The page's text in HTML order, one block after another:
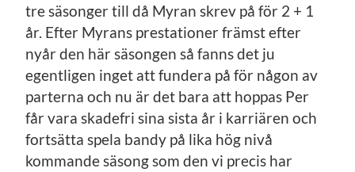
tre säsonger till då Myran skrev på för 2 + 1
år. Efter Myrans prestationer främst efter
nyår den här säsongen så fanns det ju
egentligen inget att fundera på för någon av
parterna och nu är det bara att hoppas Per
får vara skadefri sina sista år i karriären och
fortsätta spela bandy på lika hög nivå
kommande säsong som den vi precis har